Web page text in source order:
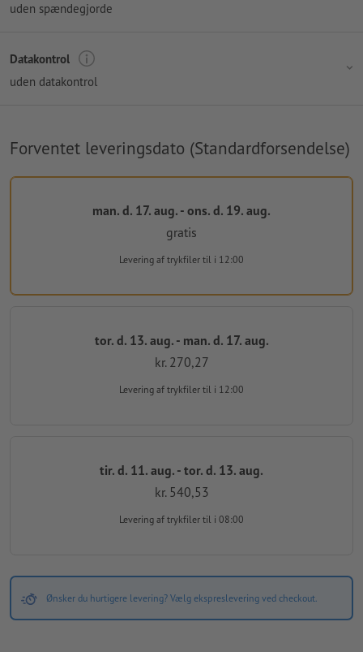
uden spændegjorde
Datakontrol
uden datakontrol
Forventet leveringsdato (Standardforsendelse)
man. d. 17. aug. - ons. d. 19. aug.
gratis
Levering af trykfiler til i 12:00
tor. d. 13. aug. - man. d. 17. aug.
kr. 270,27
Levering af trykfiler til i 12:00
tir. d. 11. aug. - tor. d. 13. aug.
kr. 540,53
Levering af trykfiler til i 08:00
Ønsker du hurtigere levering? Vælg ekspreslevering ved checkout.